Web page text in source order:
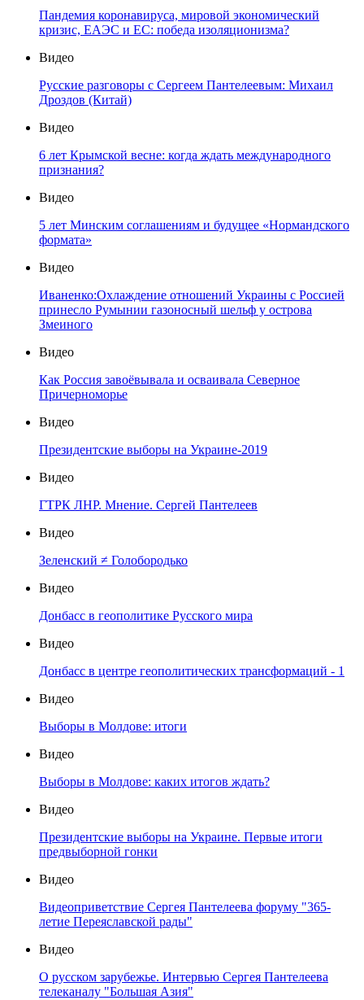
Пандемия коронавируса, мировой экономический
кризис, ЕАЭС и ЕС: победа изоляционизма?
Видео
Русские разговоры с Сергеем Пантелеевым: Михаил
Дроздов (Китай)
Видео
6 лет Крымской весне: когда ждать международного
признания?
Видео
5 лет Минским соглашениям и будущее «Нормандского
формата»
Видео
Иваненко:Охлаждение отношений Украины с Россией
принесло Румынии газоносный шельф у острова
Змеиного
Видео
Как Россия завоёвывала и осваивала Северное
Причерноморье
Видео
Президентские выборы на Украине-2019
Видео
ГТРК ЛНР. Мнение. Сергей Пантелеев
Видео
Зеленский ≠ Голобородько
Видео
Донбасс в геополитике Русского мира
Видео
Донбасс в центре геополитических трансформаций - 1
Видео
Выборы в Молдове: итоги
Видео
Выборы в Молдове: каких итогов ждать?
Видео
Президентские выборы на Украине. Первые итоги
предвыборной гонки
Видео
Видеоприветствие Сергея Пантелеева форуму "365-
летие Переяславской рады"
Видео
О русском зарубежье. Интервью Сергея Пантелеева
телеканалу "Большая Азия"